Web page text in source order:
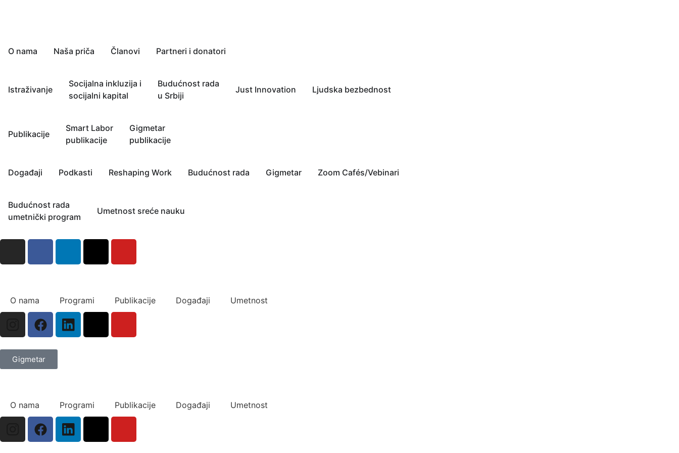
O nama Naša priča Članovi Partneri i donatori
Istraživanje
Socijalna inkluzija i
socijalni kapital
Budućnost rada
u Srbiji
Just Innovation Ljudska bezbednost
Publikacije
Smart Labor
publikacije
Gigmetar
publikacije
Događaji Podkasti Reshaping Work Budućnost rada Gigmetar Zoom Cafés/Vebinari
Budućnost rada
umetnički program
Umetnost sreće nauku
O nama Programi Publikacije Događaji Umetnost
Gigmetar
O nama Programi Publikacije Događaji Umetnost